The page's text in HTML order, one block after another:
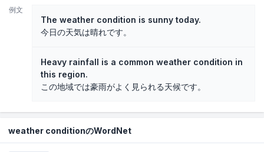
例文
The weather condition is sunny today.
今日の天気は晴れです。
Heavy rainfall is a common weather condition in
this region.
この地域では豪雨がよく見られる天候です。
weather conditionのWordNet